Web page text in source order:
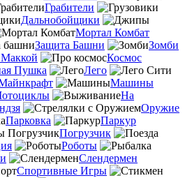
Грабители
Дальнобойщики
Мортал Комбат
Защита Башни
Зомби
Космос
Пушка
Лего
Машины
На
Оружие
Парковка
Паркур
Погрузчик
Роботы
Слендермен
Спортивные Игры